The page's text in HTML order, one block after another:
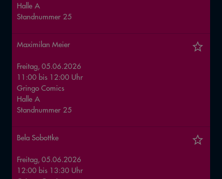
Halle A
Standnummer 25
Maximilan Meier
Freitag, 05.06.2026
11:00 bis 12:00 Uhr
Gringo Comics
Halle A
Standnummer 25
Bela Sobottke
Freitag, 05.06.2026
12:00 bis 13:30 Uhr